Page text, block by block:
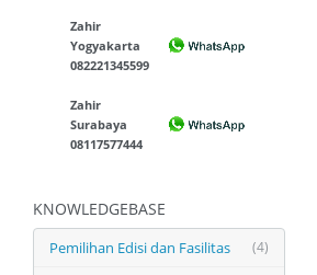
Zahir
Yogyakarta
082221345599
Zahir
Surabaya
08117577444
KNOWLEDGEBASE
(4)
Pemilihan Edisi dan Fasilitas